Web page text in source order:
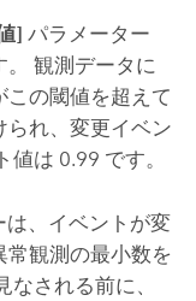
] パラメーター
。 観測データに
の閾値を超えて
られ、変更イベン
は 0.99 です。
は、イベントが変
観測の最小数を
される前に、